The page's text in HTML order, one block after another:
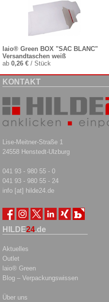
laio® Green BOX "SAC BLANC"
Versandtaschen weiß
ab 0,26 € / Stück
KONTAKT
Lise-Meitner-Straße 1
24558 Henstedt-Ulzburg
041 93 - 980 55 - 0
041 93 - 980 55 - 24
info [at] hilde24.de
HILDE24.de
Aktuelles
Outlet
laio® Green
Blog – Verpackungswissen
Über uns